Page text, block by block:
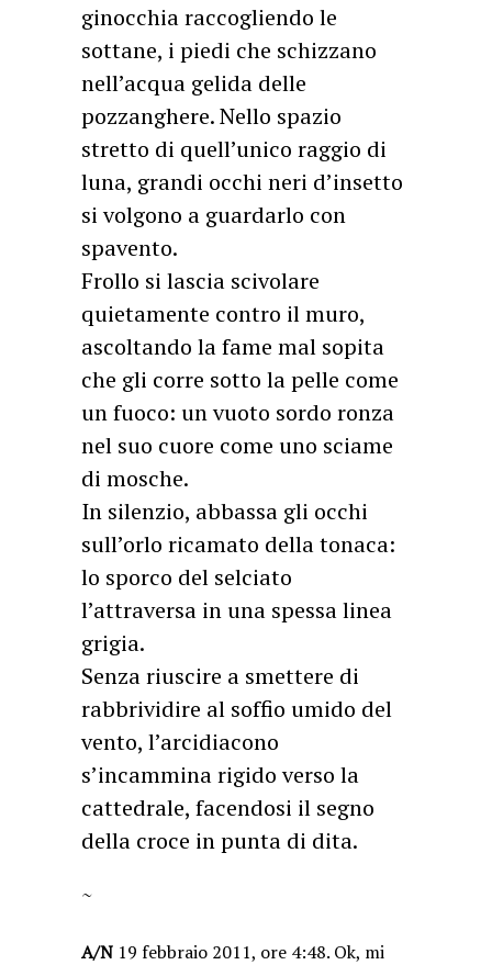
ginocchia raccogliendo le
sottane, i piedi che schizzano
nell’acqua gelida delle
pozzanghere. Nello spazio
stretto di quell’unico raggio di
luna, grandi occhi neri d’insetto
si volgono a guardarlo con
spavento.
Frollo si lascia scivolare
quietamente contro il muro,
ascoltando la fame mal sopita
che gli corre sotto la pelle come
un fuoco: un vuoto sordo ronza
nel suo cuore come uno sciame
di mosche.
In silenzio, abbassa gli occhi
sull’orlo ricamato della tonaca:
lo sporco del selciato
l’attraversa in una spessa linea
grigia.
Senza riuscire a smettere di
rabbrividire al soffio umido del
vento, l’arcidiacono
s’incammina rigido verso la
cattedrale, facendosi il segno
della croce in punta di dita.
~
A/N 19 febbraio 2011, ore 4:48. Ok, mi